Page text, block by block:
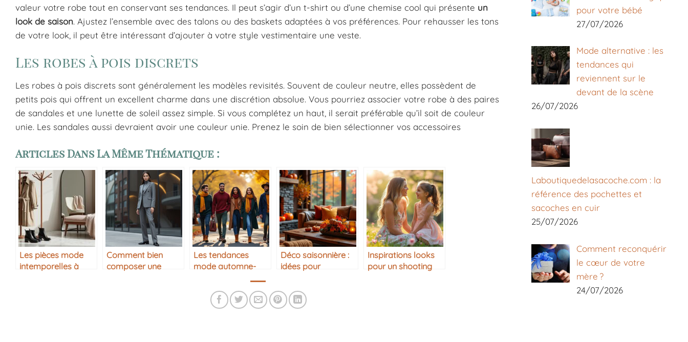
valeur votre robe tout en conservant ses tendances. Il peut s’agir d’un t-shirt ou d’une chemise cool qui présente un
look de saison. Ajustez l’ensemble avec des talons ou des baskets adaptées à vos préférences. Pour rehausser les tons
de votre look, il peut être intéressant d’ajouter à votre style vestimentaire une veste.
Les robes à pois discrets
Les robes à pois discrets sont généralement les modèles revisités. Souvent de couleur neutre, elles possèdent de
petits pois qui offrent un excellent charme dans une discrétion absolue. Vous pourriez associer votre robe à des paires
de sandales et une lunette de soleil assez simple. Si vous complétez un haut, il serait préférable qu’il soit de couleur
unie. Les sandales aussi devraient avoir une couleur unie. Prenez le soin de bien sélectionner vos accessoires
Articles Dans La Même Thématique :
Les pièces mode
intemporelles à
Comment bien
composer une
Les tendances
mode automne-
Déco saisonnière :
idées pour
Inspirations looks
pour un shooting
pour votre bébé
27/07/2026
Mode alternative : les
tendances qui
reviennent sur le
devant de la scène
26/07/2026
Laboutiquedelasacoche.com : la
référence des pochettes et
sacoches en cuir
25/07/2026
Comment reconquérir
le cœur de votre
mère ?
24/07/2026